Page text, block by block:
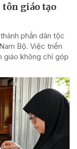
tôn giáo tạo
phần dân tộc
Bộ. Việc triển
giáo không chỉ góp